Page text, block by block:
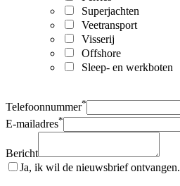
Superjachten
Veetransport
Visserij
Offshore
Sleep- en werkboten
Telefoonnummer*
E-mailadres*
Bericht
Ja, ik wil de nieuwsbrief ontvangen.